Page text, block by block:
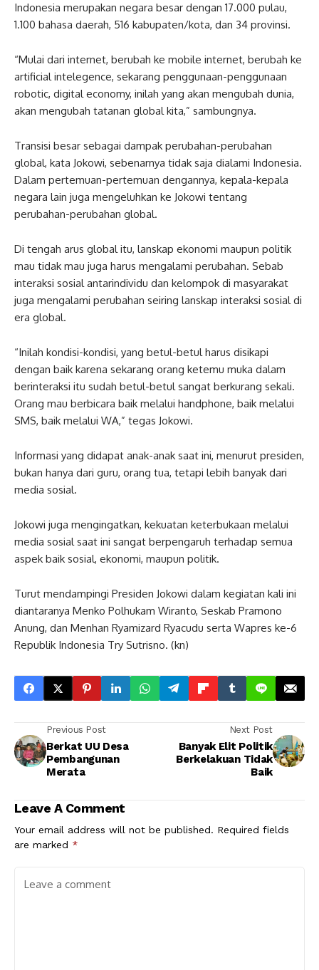
Indonesia merupakan negara besar dengan 17.000 pulau,
1.100 bahasa daerah, 516 kabupaten/kota, dan 34 provinsi.
“Mulai dari internet, berubah ke mobile internet, berubah ke
artificial intelegence, sekarang penggunaan-penggunaan
robotic, digital economy, inilah yang akan mengubah dunia,
akan mengubah tatanan global kita,” sambungnya.
Transisi besar sebagai dampak perubahan-perubahan
global, kata Jokowi, sebenarnya tidak saja dialami Indonesia.
Dalam pertemuan-pertemuan dengannya, kepala-kepala
negara lain juga mengeluhkan ke Jokowi tentang
perubahan-perubahan global.
Di tengah arus global itu, lanskap ekonomi maupun politik
mau tidak mau juga harus mengalami perubahan. Sebab
interaksi sosial antarindividu dan kelompok di masyarakat
juga mengalami perubahan seiring lanskap interaksi sosial di
era global.
“Inilah kondisi-kondisi, yang betul-betul harus disikapi
dengan baik karena sekarang orang ketemu muka dalam
berinteraksi itu sudah betul-betul sangat berkurang sekali.
Orang mau berbicara baik melalui handphone, baik melalui
SMS, baik melalui WA,” tegas Jokowi.
Informasi yang didapat anak-anak saat ini, menurut presiden,
bukan hanya dari guru, orang tua, tetapi lebih banyak dari
media sosial.
Jokowi juga mengingatkan, kekuatan keterbukaan melalui
media sosial saat ini sangat berpengaruh terhadap semua
aspek baik sosial, ekonomi, maupun politik.
Turut mendampingi Presiden Jokowi dalam kegiatan kali ini
diantaranya Menko Polhukam Wiranto, Seskab Pramono
Anung, dan Menhan Ryamizard Ryacudu serta Wapres ke-6
Republik Indonesia Try Sutrisno. (kn)
Previous Post
Berkat UU Desa
Pembangunan
Merata
Next Post
Banyak Elit Politik
Berkelakuan Tidak
Baik
Leave A Comment
Your email address will not be published. Required fields
are marked *